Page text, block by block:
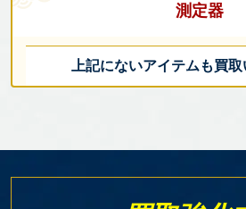
測定器
上記にないアイテムも買取